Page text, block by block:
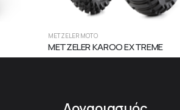
METZELER MOTO
METZELER KAROO EXTREME